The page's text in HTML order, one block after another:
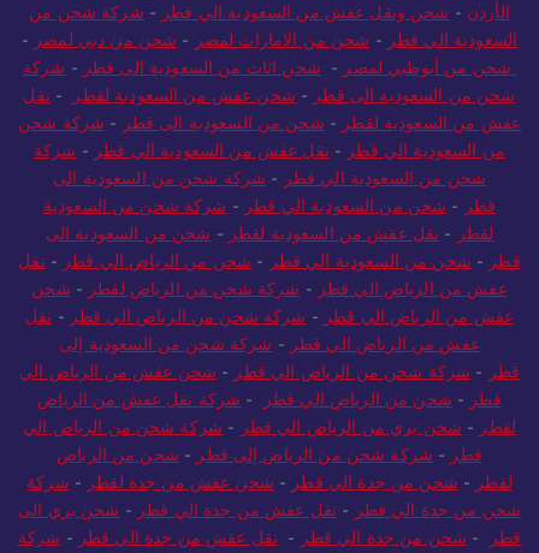
الأردن - شحن ونقل عفش من السعودية الي قطر - شركة شحن من
السعودية الي قطر - شحن من الامارات لمصر - شحن من دبي لمصر -
شحن من أبوظبي لمصر - شحن اثاث من السعودية الى قطر - شركة
شحن من السعودية الى قطر - شحن عفش من السعودية لقطر - نقل
عفش من السعودية لقطر - شحن من السعودية الى قطر - شركة شحن
من السعودية الي قطر - نقل عفش من السعودية الي قطر - شركة
شحن من السعودية الي قطر - شركة شحن من السعودية الى
قطر - شحن من السعودية الي قطر - شركة شحن من السعودية
لقطر - نقل عفش من السعودية لقطر - شحن من السعودية الى
قطر - شحن من السعودية الي قطر - شحن من الرياض الي قطر - نقل
عفش من الرياض الي قطر - شركة شحن من الرياض لقطر - شحن
عفش من الرياض الي قطر - شركة شحن من الرياض الي قطر - نقل
عفش من الرياض الي قطر - شركة شحن من السعودية إلى
قطر - شركة شحن من الرياض الي قطر - شحن عفش من الرياض الي
قطر - شحن من الرياض الي قطر - شركة نقل عفش من الرياض
لقطر - شحن بري من الرياض الي قطر - شركة شحن من الرياض الي
قطر - شركة شحن من الرياض إلى قطر - شحن من الرياض
لقطر - شحن من جدة الي قطر - شحن عفش من جدة لقطر - شركة
شحن من جدة الي قطر - نقل عفش من جدة الي قطر - شحن بري الى
قطر
- شحن من جدة الي قطر - نقل عفش من جدة الي قطر - شركة